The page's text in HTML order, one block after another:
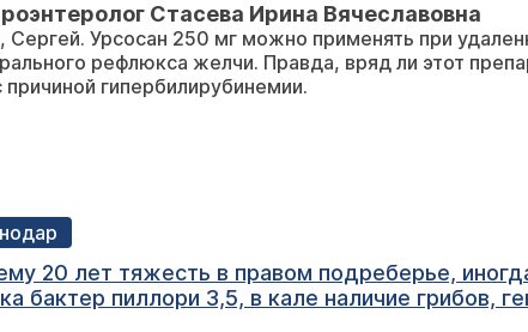
Стасева Ирина Вячеславовна
Сергей. Урсосан 250 мг можно применять при
рефлюкса желчи. Правда, вряд ли этот
причиной гипербилирубинемии.
20 лет тяжесть в правом подреберье,
бактер пиллори 3,5, в кале наличие грибов,